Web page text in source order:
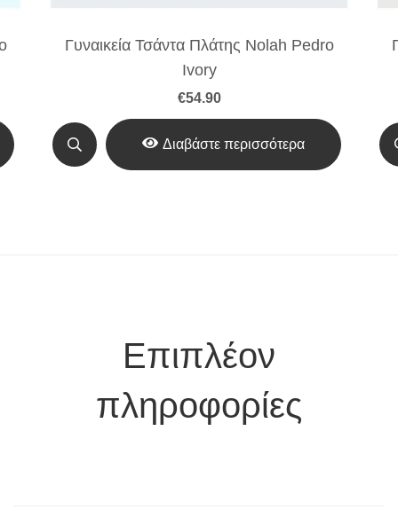
Γυναικεία Τσάντα Πλάτης Nolah Pedro
Ivory
€54.90
Διαβάστε περισσότερα
Επιπλέον
πληροφορίες